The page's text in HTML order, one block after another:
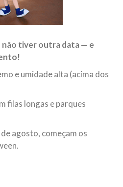
não tiver outra data — e
e umidade alta (acima dos
filas longas e parques
agosto, começam os